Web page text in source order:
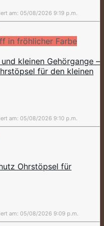
am: 05/08/2026 9:19 p.m.
in fröhlicher Farbe
kleinen Gehörgange –
für den kleinen
am: 05/08/2026 9:10 p.m.
Ohrstöpsel für
am: 05/08/2026 9:09 p.m.